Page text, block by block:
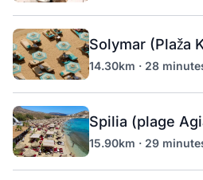
Solymar (Plaža
14.30km · 28
Spilia (plage
15.90km · 29